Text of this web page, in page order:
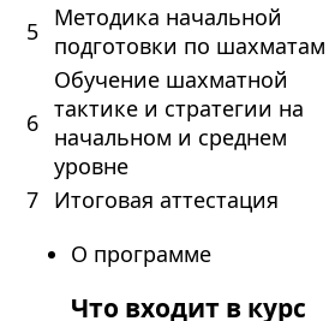
5 Методика начальной
подготовки по шахматам
6
Обучение шахматной
тактике и стратегии на
начальном и среднем
уровне
7 Итоговая аттестация
О программе
Что входит в курс